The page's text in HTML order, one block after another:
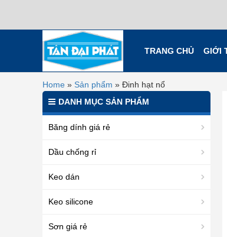
TRANG CHỦ GIỚI
Home » Sản phẩm » Đinh hạt nổ
DANH MỤC SẢN PHẨM
Băng dính giá rẻ
Dầu chống rỉ
Keo dán
Keo silicone
Sơn giá rẻ